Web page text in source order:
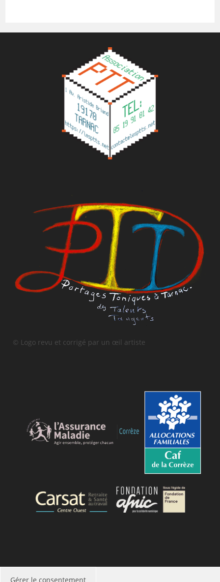
© Logo revu et corrigé par un œil artiste
Gérer le consentement